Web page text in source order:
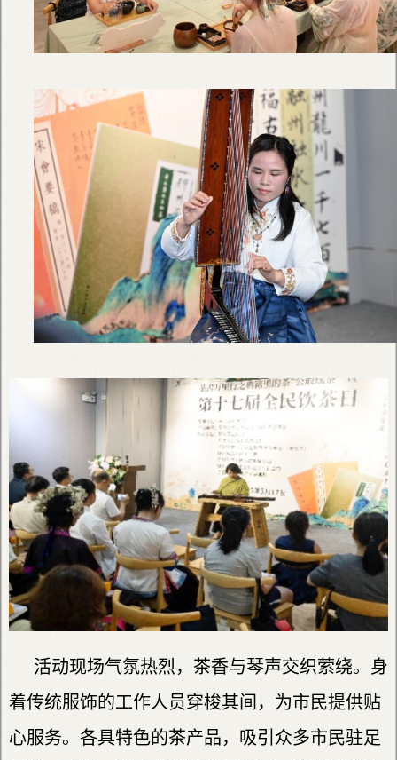
活动现场气氛热烈，茶香与琴声交织萦绕。身
着传统服饰的工作人员穿梭其间，为市民提供贴
心服务。各具特色的茶产品，吸引众多市民驻足